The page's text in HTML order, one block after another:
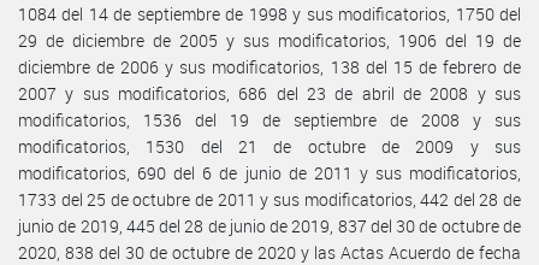
1084 del 14 de septiembre de 1998 y sus modificatorios, 1750 del
29 de diciembre de 2005 y sus modificatorios, 1906 del 19 de
diciembre de 2006 y sus modificatorios, 138 del 15 de febrero de
2007 y sus modificatorios, 686 del 23 de abril de 2008 y sus
modificatorios, 1536 del 19 de septiembre de 2008 y sus
modificatorios, 1530 del 21 de octubre de 2009 y sus
modificatorios, 690 del 6 de junio de 2011 y sus modificatorios,
1733 del 25 de octubre de 2011 y sus modificatorios, 442 del 28 de
junio de 2019, 445 del 28 de junio de 2019, 837 del 30 de octubre de
2020, 838 del 30 de octubre de 2020 y las Actas Acuerdo de fecha